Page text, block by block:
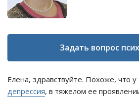
Задать вопрос
Елена, здравствуйте. Похоже, что
депрессия, в тяжелом ее